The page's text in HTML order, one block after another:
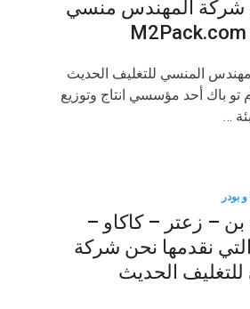
شركة المهندس منسي
مهندس المنسي للتغليف الحديث
تو باك أحد مؤسسي انتاج وتوزيع
…
بودر
بن – زعتر – كاكاو –
نقدمها نحن شركة
الحديث